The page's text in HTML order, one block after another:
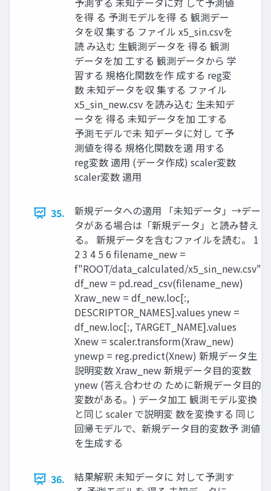
を得 る 予測モデルを得 る 観測デー
タを収 集する ファイル x5_sin.csvを
読 み込む 生観測データを 得る 観測
データを加 工する 観測データから 学
習する 規格化関数を作 成する reg変
数 未知データを収 集する ファイル
x5_sin_new.csv を読み込む 生未知デ
ータを 得る 未知データを加 工する
予測モデルで未 知データに対し て予
測値を得る 規格化関数を適 用する
reg変数 適用 (データ作成) scaler変数
scaler変数 適用
35.
新規データへの適用 「未知データ」→デー
タがある場合は「新規データ」と読み替え
る。 新規データを含むファイルを読む。 1
2 3 4 5 6 filename_new =
f"ROOT/data_calculated/x5_sin_new.csv"
df_new = pd.read_csv(filename_new)
Xraw_new = df_new.loc[:,
DESCRIPTOR_NAMES].values ynew =
df_new.loc[:, TARGET_NAME].values
Xnew = scaler.transform(Xraw_new)
ynewp = reg.predict(Xnew) 新規データ生
説明変数 Xraw_new 新規データ目的変数
ynew (答え合わせの ために新規データ目的
変数がある。) データ加工 観測モデル変換
と同じ scaler で説明変 数を変換する 同じ
回帰モデルで、新規データ目的変数予 測値
を生成する
36.
結果解釈 未知データに 対して予測す